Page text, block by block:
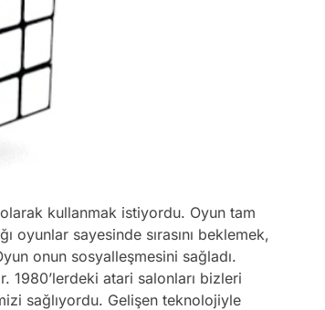
kullanmak istiyordu. Oyun tam
oyunlar sayesinde sırasını beklemek,
onun sosyalleşmesini sağladı.
1980’lerdeki atari salonları bizleri
sağlıyordu. Gelişen teknolojiyle